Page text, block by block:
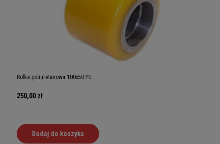
Rolka poliuretanowa 100x50 PU
250,00 zł
Dodaj do koszyka